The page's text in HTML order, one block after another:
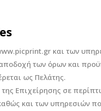
και των
των όρων και
ως Πελάτης.
Επιχείρησης σε
και των υπηρεσιών